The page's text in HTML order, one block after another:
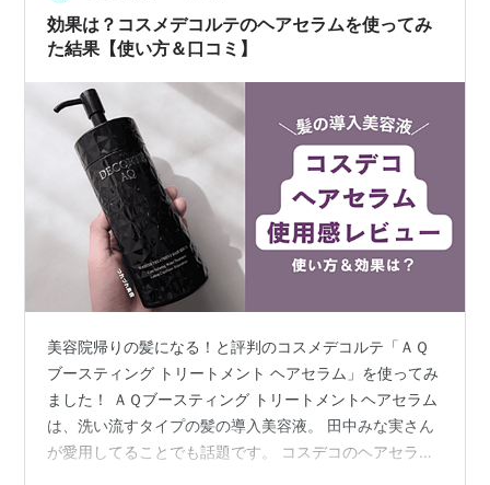
効果は？コスメデコルテのヘアセラムを使ってみ
た結果【使い方＆口コミ】
美容院帰りの髪になる！と評判のコスメデコルテ「ＡＱ
ブースティング トリートメント ヘアセラム」を使ってみ
ました！ ＡＱブースティング トリートメントヘアセラム
は、洗い流すタイプの髪の導入美容液。 田中みな実さん
が愛用してることでも話題です。 コスデコのヘアセラム